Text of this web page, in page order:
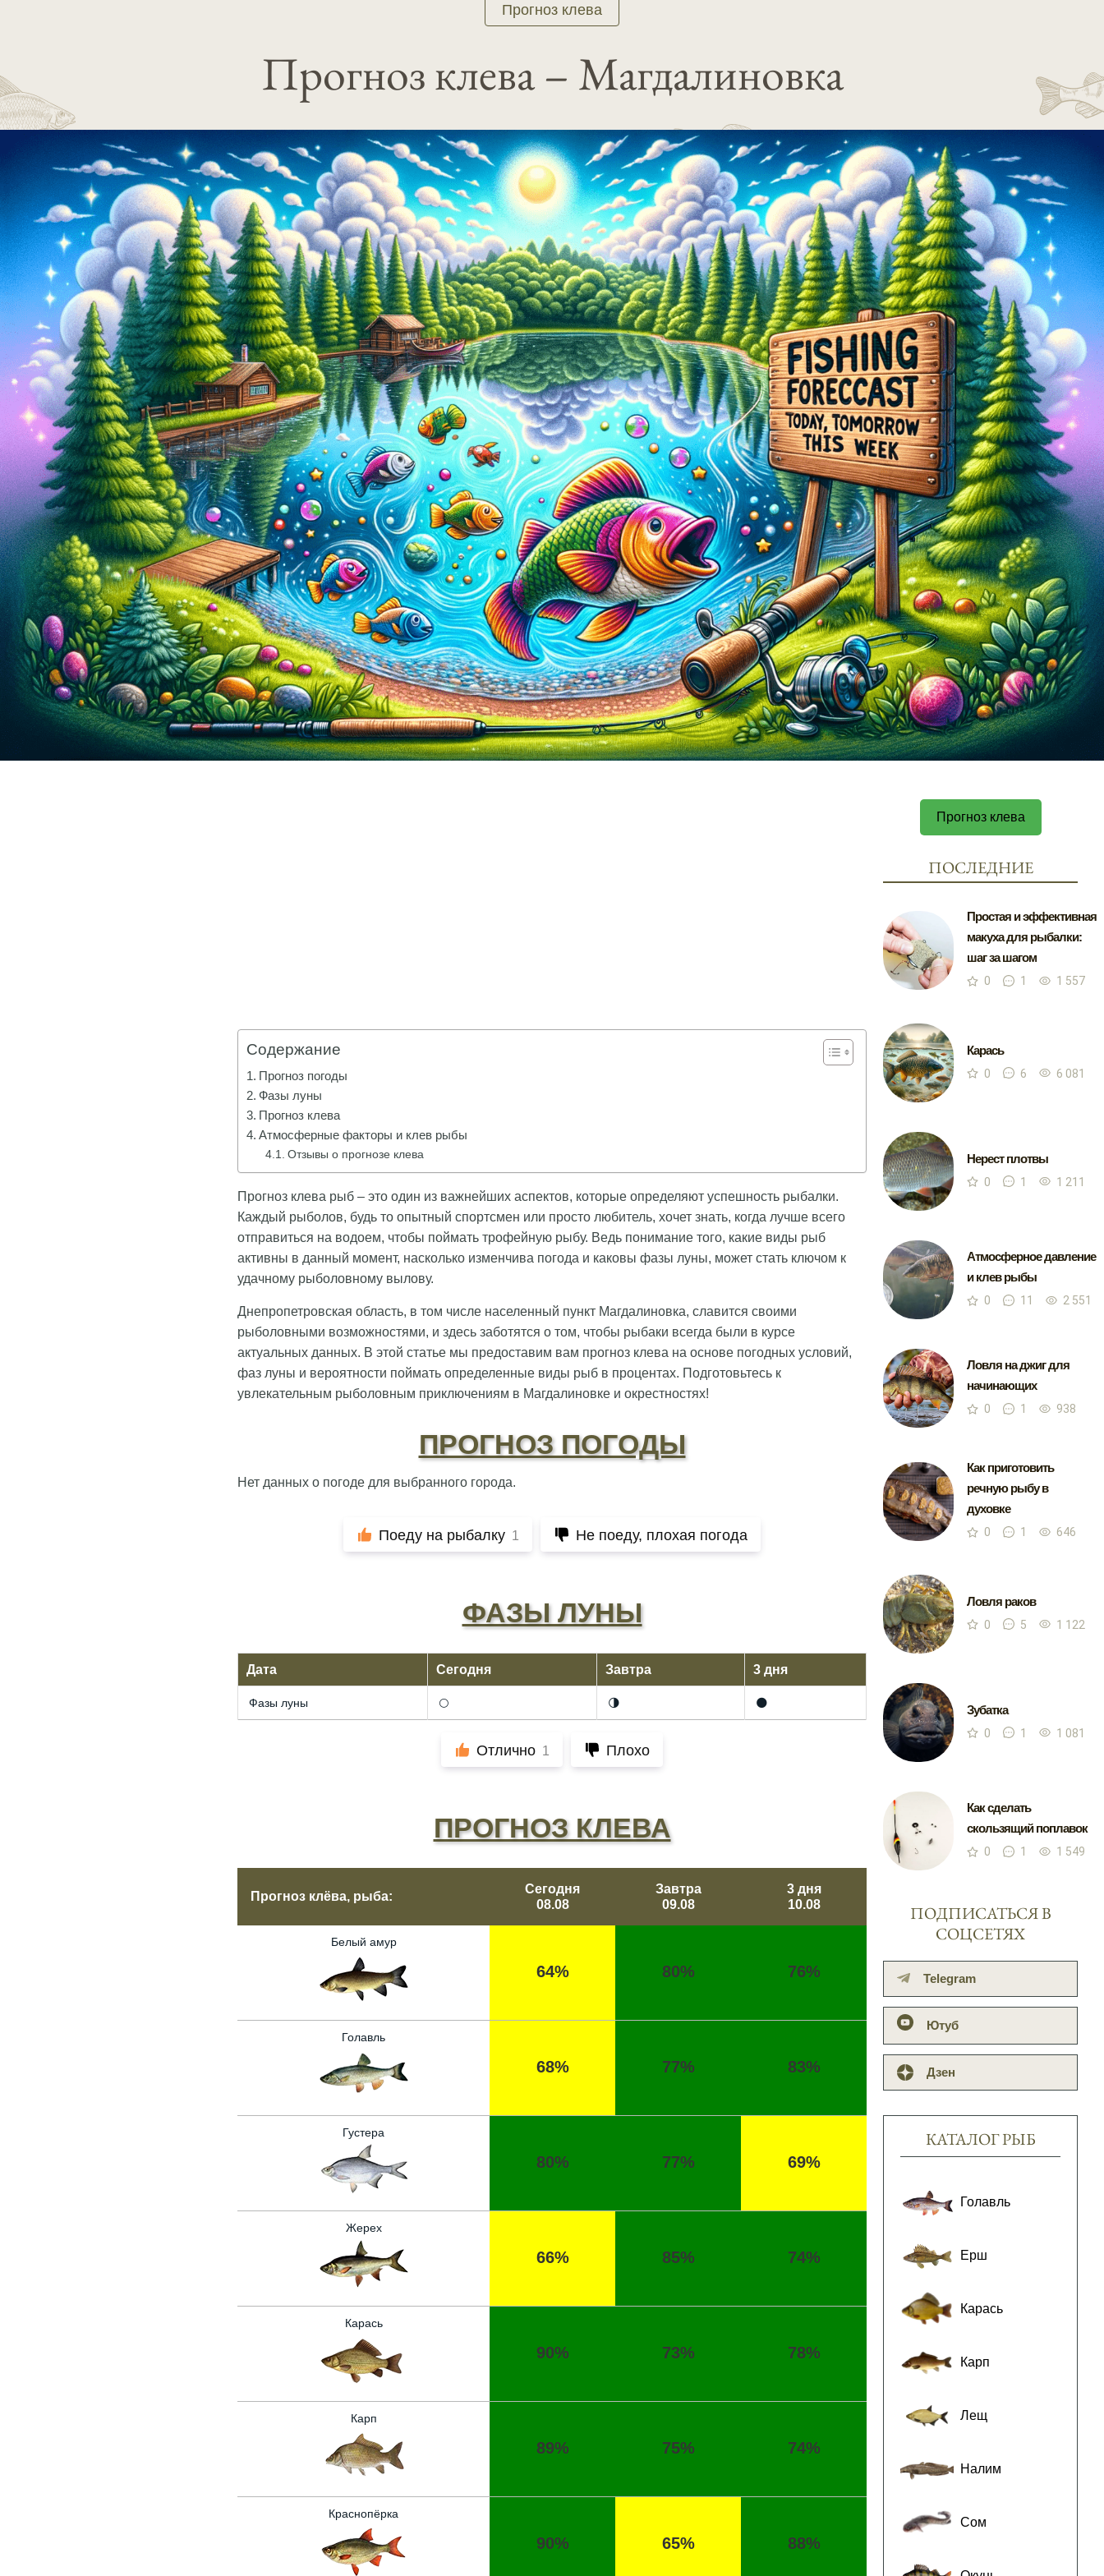
Прогноз клева
Прогноз клева – Магдалиновка
Содержание
Прогноз погоды
Фазы луны
Прогноз клева
Атмосферные факторы и клев рыбы
Отзывы о прогнозе клева
Прогноз клева рыб – это один из важнейших аспектов, которые определяют успешность рыбалки.
Каждый рыболов, будь то опытный спортсмен или просто любитель, хочет знать, когда лучше всего
отправиться на водоем, чтобы поймать трофейную рыбу. Ведь понимание того, какие виды рыб
активны в данный момент, насколько изменчива погода и каковы фазы луны, может стать ключом к
удачному рыболовному вылову.
Днепропетровская область, в том числе населенный пункт Магдалиновка, славится своими
рыболовными возможностями, и здесь заботятся о том, чтобы рыбаки всегда были в курсе
актуальных данных. В этой статье мы предоставим вам прогноз клева на основе погодных условий,
фаз луны и вероятности поймать определенные виды рыб в процентах. Подготовьтесь к
увлекательным рыболовным приключениям в Магдалиновке и окрестностях!
ПРОГНОЗ ПОГОДЫ
Нет данных о погоде для выбранного города.
Поеду на рыбалку 1 Не поеду, плохая погода
ФАЗЫ ЛУНЫ
Дата Сегодня Завтра 3 дня
Фазы луны 🌕 🌗 🌑
Отлично 1 Плохо
ПРОГНОЗ КЛЕВА
Прогноз клёва, рыба:
Сегодня
08.08
Завтра
09.08
3 дня
10.08
Белый амур
64% 80% 76%
Голавль
68% 77% 83%
Густера
80% 77% 69%
Жерех
66% 85% 74%
Карась
90% 73% 78%
Карп
89% 75% 74%
Краснопёрка
90% 65% 88%
Прогноз клева
ПОСЛЕДНИЕ
Простая и эффективная
макуха для рыбалки:
шаг за шагом
0 1 1 557
Карась
0 6 6 081
Нерест плотвы
0 1 1 211
Атмосферное давление
и клев рыбы
0 11 2 551
Ловля на джиг для
начинающих
0 1 938
Как приготовить
речную рыбу в
духовке
0 1 646
Ловля раков
0 5 1 122
Зубатка
0 1 1 081
Как сделать
скользящий поплавок
0 1 1 549
ПОДПИСАТЬСЯ В
СОЦСЕТЯХ
Telegram
Ютуб
Дзен
КАТАЛОГ РЫБ
Голавль
Ерш
Карась
Карп
Лещ
Налим
Сом